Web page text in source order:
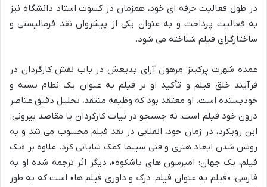
در طول فعالیت حرفه ای خود، همزمان در کسوت استاد دانشگاه نیز
به فعالیت پرداخت و به عنوان یکی از پیشروان نقد فرمالیستی و
ساختارگرای فیلم شناخته می شود.
عمده شهرت پرکینز مرهون آرای بدیعش در باب نقش کارگردان در
فرآیند خلق فیلم و تأکید او بر فیلم به عنوان یک نظام بسته و
خودبسنده است. او معتقد بود که وظیفه منتقد، تحلیل دقیق عناصر
درون خود فیلم است، نه جستجو در نیات کارگردان یا مقاصد بیرونی.
این رویکرد، در زمان خود، انقلابی در نقد فیلم محسوب می شد و به
روشن شدن ابعاد هنری و فنی سینما کمک شایانی کرد. علاوه بر «یک
فیلم، یک جهان: امبرسون های باشکوه»، دیگر اثر ترجمه شده او به
فارسی، «فیلم به عنوان فیلم: درک و داوری فیلم ها» است که به طور